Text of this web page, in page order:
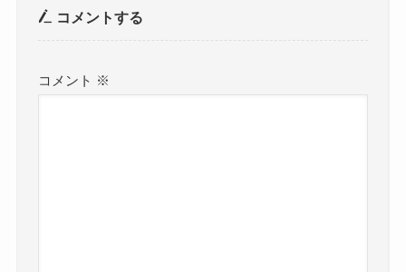
コメントする
コメント ※